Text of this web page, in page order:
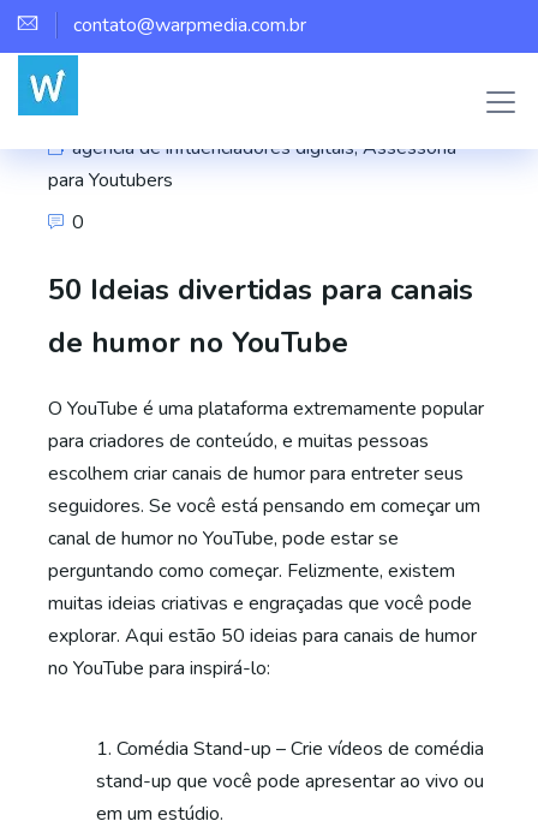
contato@warpmedia.com.br
agência de influenciadores digitais,Assessoria
para Youtubers
0
50 Ideias divertidas para canais
de humor no YouTube
O YouTube é uma plataforma extremamente popular
para criadores de conteúdo, e muitas pessoas
escolhem criar canais de humor para entreter seus
seguidores. Se você está pensando em começar um
canal de humor no YouTube, pode estar se
perguntando como começar. Felizmente, existem
muitas ideias criativas e engraçadas que você pode
explorar. Aqui estão 50 ideias para canais de humor
no YouTube para inspirá-lo:
Comédia Stand-up – Crie vídeos de comédia
stand-up que você pode apresentar ao vivo ou
em um estúdio.